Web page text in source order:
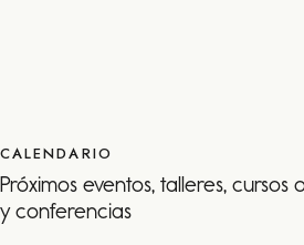
CALENDARIO
Próximos eventos, talleres, cursos
y conferencias